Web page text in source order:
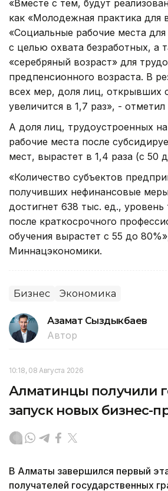
«Вместе с тем, будут
как «Молодежная практика для
«Социальные рабочие места
с целью охвата безработных, а
«серебряный возраст» для
предпенсионного возраста. В
всех мер, доля лиц, открывших
увеличится в 1,7 раз», -
А доля лиц, трудоустроенных
рабочие места после
мест, вырастет в 1,4 раза (с 50
«Количество субъектов
получивших нефинансовые
достигнет 638 тыс. ед., уровень
после краткосрочного
обучения вырастет с 55 до
Миннацэкономики.
Бизнес Экономика
Азамат Сыздыкбаев
Автор
10:18, 08 Августа 2026
Алматинцы получили
запуск новых бизнес-
В Алматы завершился первый
получателей государственных